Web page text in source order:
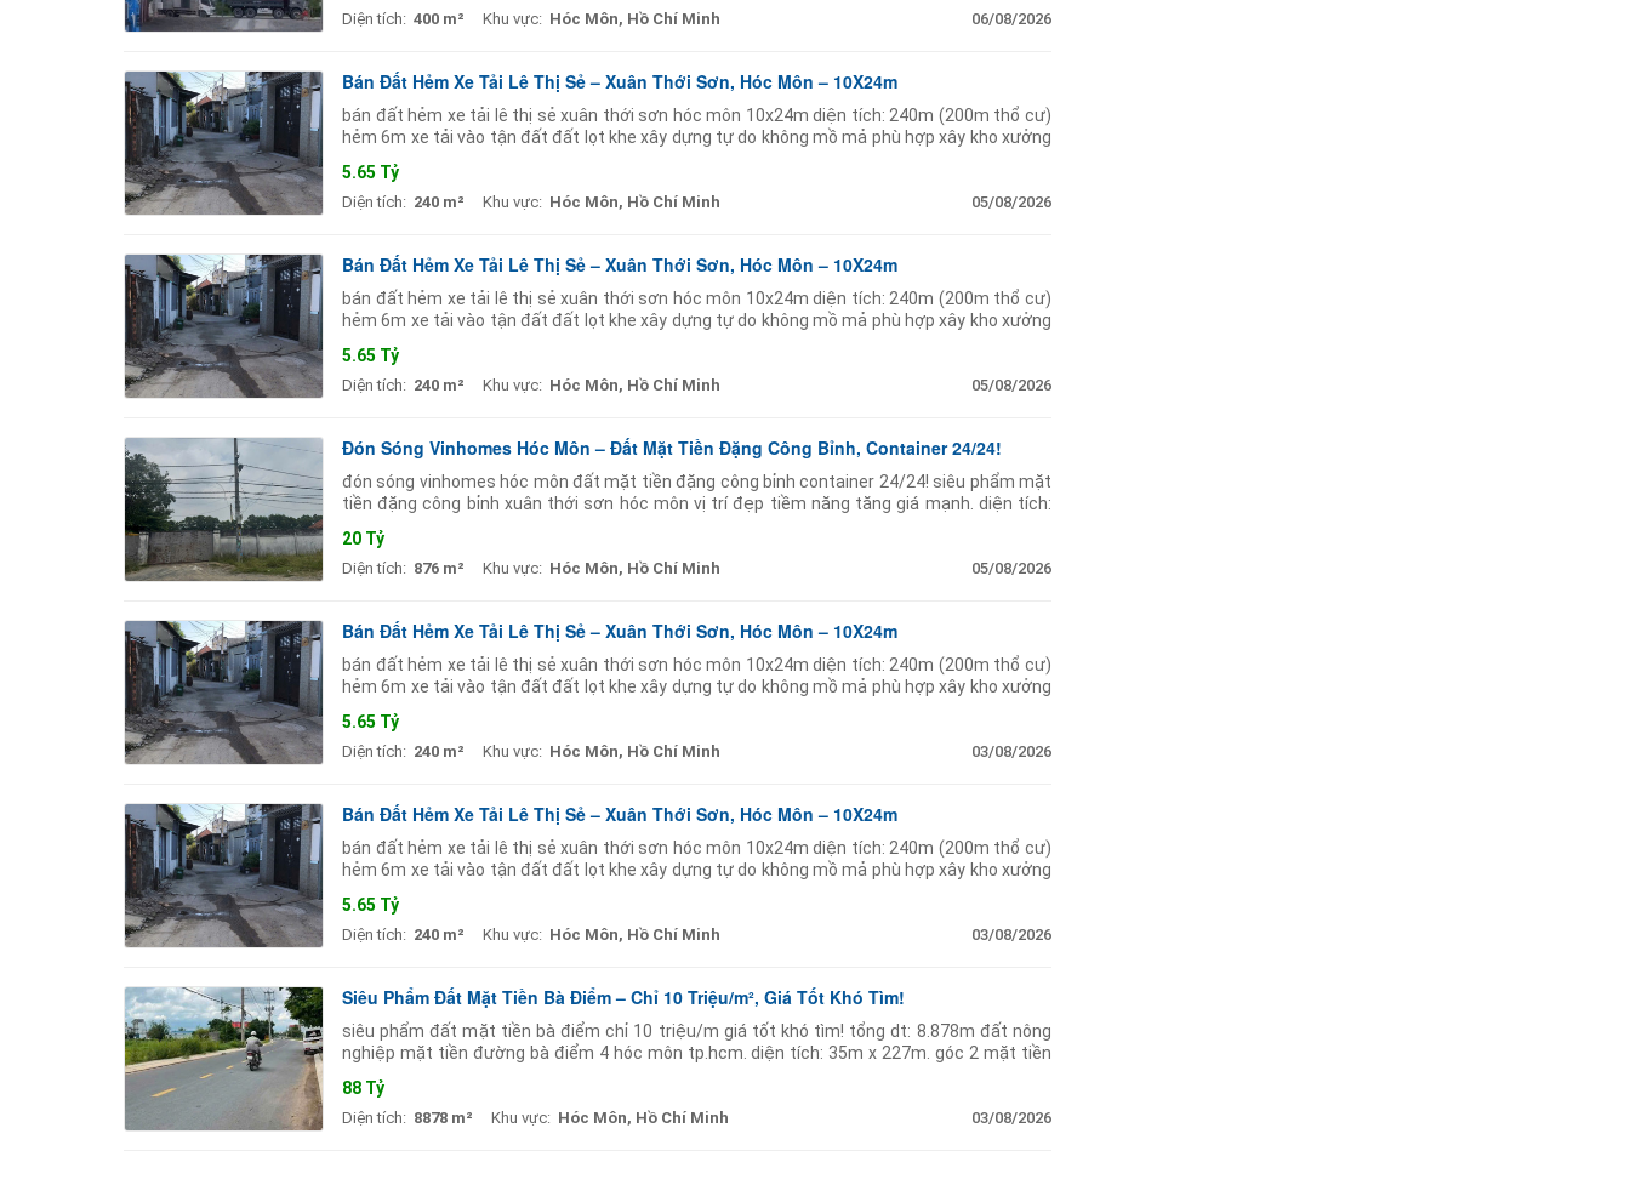
Diện tích: 400 m² Khu vực: Hóc Môn, Hồ Chí Minh 06/08/2026
Bán Đất Hẻm Xe Tải Lê Thị Sẻ – Xuân Thới Sơn, Hóc Môn – 10X24m
bán đất hẻm xe tải lê thị sẻ xuân thới sơn hóc môn 10x24m diện tích: 240m (200m thổ cư)
hẻm 6m xe tải vào tận đất đất lọt khe xây dựng tự do không mồ mả phù hợp xây kho xưởng
5.65 Tỷ
Diện tích: 240 m² Khu vực: Hóc Môn, Hồ Chí Minh 05/08/2026
Bán Đất Hẻm Xe Tải Lê Thị Sẻ – Xuân Thới Sơn, Hóc Môn – 10X24m
bán đất hẻm xe tải lê thị sẻ xuân thới sơn hóc môn 10x24m diện tích: 240m (200m thổ cư)
hẻm 6m xe tải vào tận đất đất lọt khe xây dựng tự do không mồ mả phù hợp xây kho xưởng
5.65 Tỷ
Diện tích: 240 m² Khu vực: Hóc Môn, Hồ Chí Minh 05/08/2026
Đón Sóng Vinhomes Hóc Môn – Đất Mặt Tiền Đặng Công Bỉnh, Container 24/24!
đón sóng vinhomes hóc môn đất mặt tiền đặng công bỉnh container 24/24! siêu phẩm mặt
tiền đặng công bỉnh xuân thới sơn hóc môn vị trí đẹp tiềm năng tăng giá mạnh. diện tích:
20 Tỷ
Diện tích: 876 m² Khu vực: Hóc Môn, Hồ Chí Minh 05/08/2026
Bán Đất Hẻm Xe Tải Lê Thị Sẻ – Xuân Thới Sơn, Hóc Môn – 10X24m
bán đất hẻm xe tải lê thị sẻ xuân thới sơn hóc môn 10x24m diện tích: 240m (200m thổ cư)
hẻm 6m xe tải vào tận đất đất lọt khe xây dựng tự do không mồ mả phù hợp xây kho xưởng
5.65 Tỷ
Diện tích: 240 m² Khu vực: Hóc Môn, Hồ Chí Minh 03/08/2026
Bán Đất Hẻm Xe Tải Lê Thị Sẻ – Xuân Thới Sơn, Hóc Môn – 10X24m
bán đất hẻm xe tải lê thị sẻ xuân thới sơn hóc môn 10x24m diện tích: 240m (200m thổ cư)
hẻm 6m xe tải vào tận đất đất lọt khe xây dựng tự do không mồ mả phù hợp xây kho xưởng
5.65 Tỷ
Diện tích: 240 m² Khu vực: Hóc Môn, Hồ Chí Minh 03/08/2026
Siêu Phẩm Đất Mặt Tiền Bà Điểm – Chỉ 10 Triệu/m², Giá Tốt Khó Tìm!
siêu phẩm đất mặt tiền bà điểm chỉ 10 triệu/m giá tốt khó tìm! tổng dt: 8.878m đất nông
nghiệp mặt tiền đường bà điểm 4 hóc môn tp.hcm. diện tích: 35m x 227m. góc 2 mặt tiền
88 Tỷ
Diện tích: 8878 m² Khu vực: Hóc Môn, Hồ Chí Minh 03/08/2026